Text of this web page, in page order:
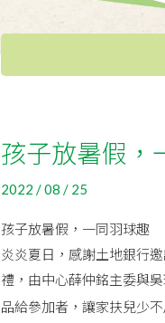
孩子放暑假，
2022 / 08 / 25
孩子放暑假，一同羽球趣
炎炎夏日，感謝土地銀行
禮，由中心薛仲銘主委與
品給參加者，讓家扶兒少